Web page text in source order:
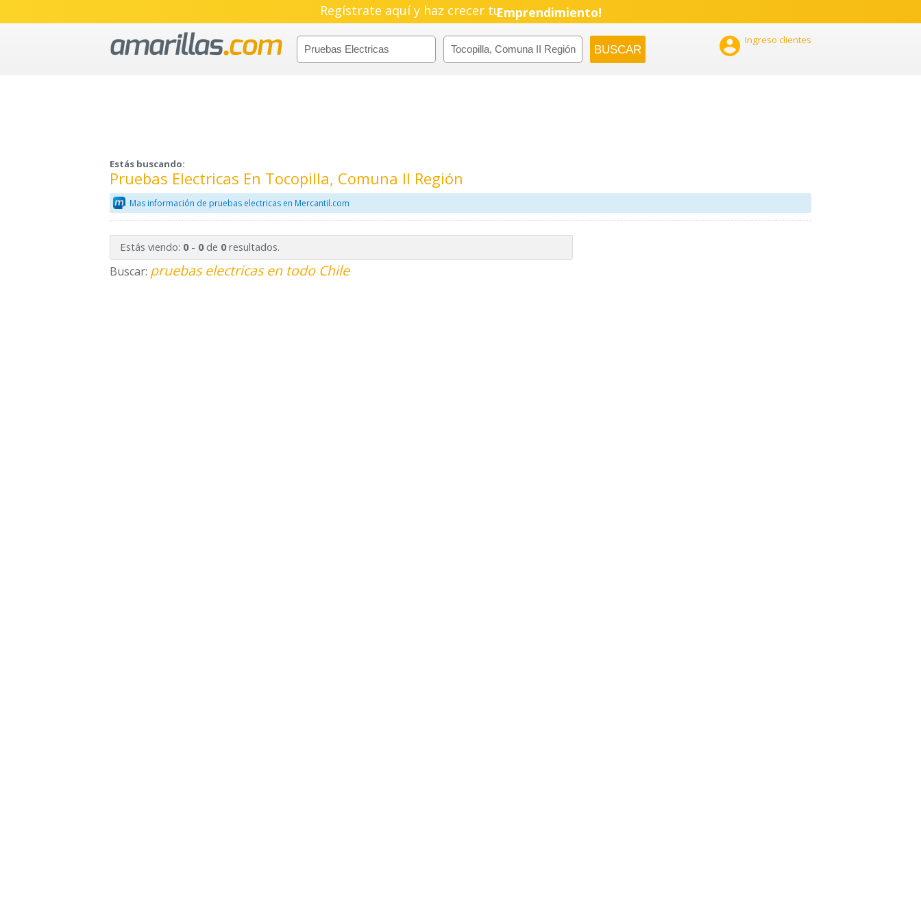
Regístrate aquí y haz crecer tuEmprendimiento!
 Ingreso clientes
Estás buscando:
Pruebas Electricas En Tocopilla, Comuna II Región
Mas información de pruebas electricas en Mercantil.com
Estás viendo: 0- 0de 0resultados.
Buscar: pruebas electricas en todo Chile